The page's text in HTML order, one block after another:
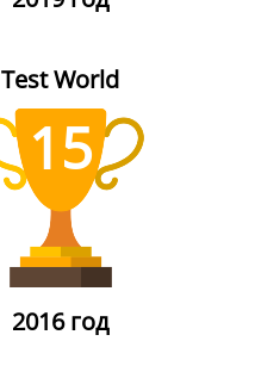
Test World
15
2016 год